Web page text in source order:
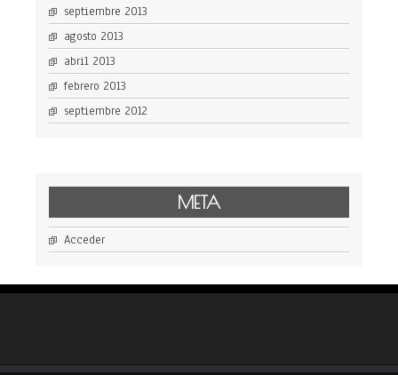
septiembre 2013
agosto 2013
abril 2013
febrero 2013
septiembre 2012
META
Acceder